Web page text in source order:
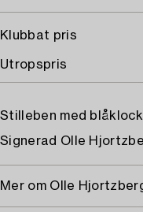
Klubbat pris
Utropspris
Stilleben med
Signerad Olle
Mer om Olle